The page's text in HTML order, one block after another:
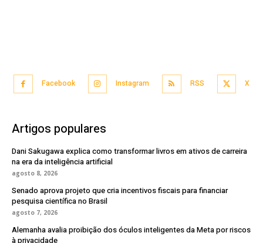
Facebook Instagram RSS X
Artigos populares
Dani Sakugawa explica como transformar livros em ativos de carreira
na era da inteligência artificial
agosto 8, 2026
Senado aprova projeto que cria incentivos fiscais para financiar
pesquisa científica no Brasil
agosto 7, 2026
Alemanha avalia proibição dos óculos inteligentes da Meta por riscos
à privacidade